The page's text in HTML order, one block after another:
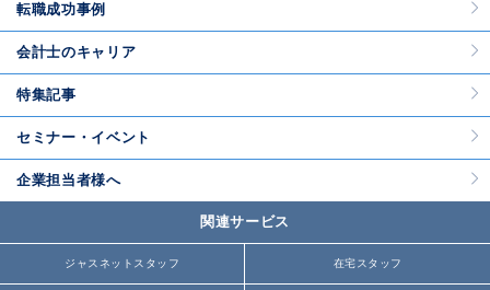
転職成功事例
会計士のキャリア
特集記事
セミナー・イベント
企業担当者様へ
関連サービス
ジャスネットスタッフ 在宅スタッフ